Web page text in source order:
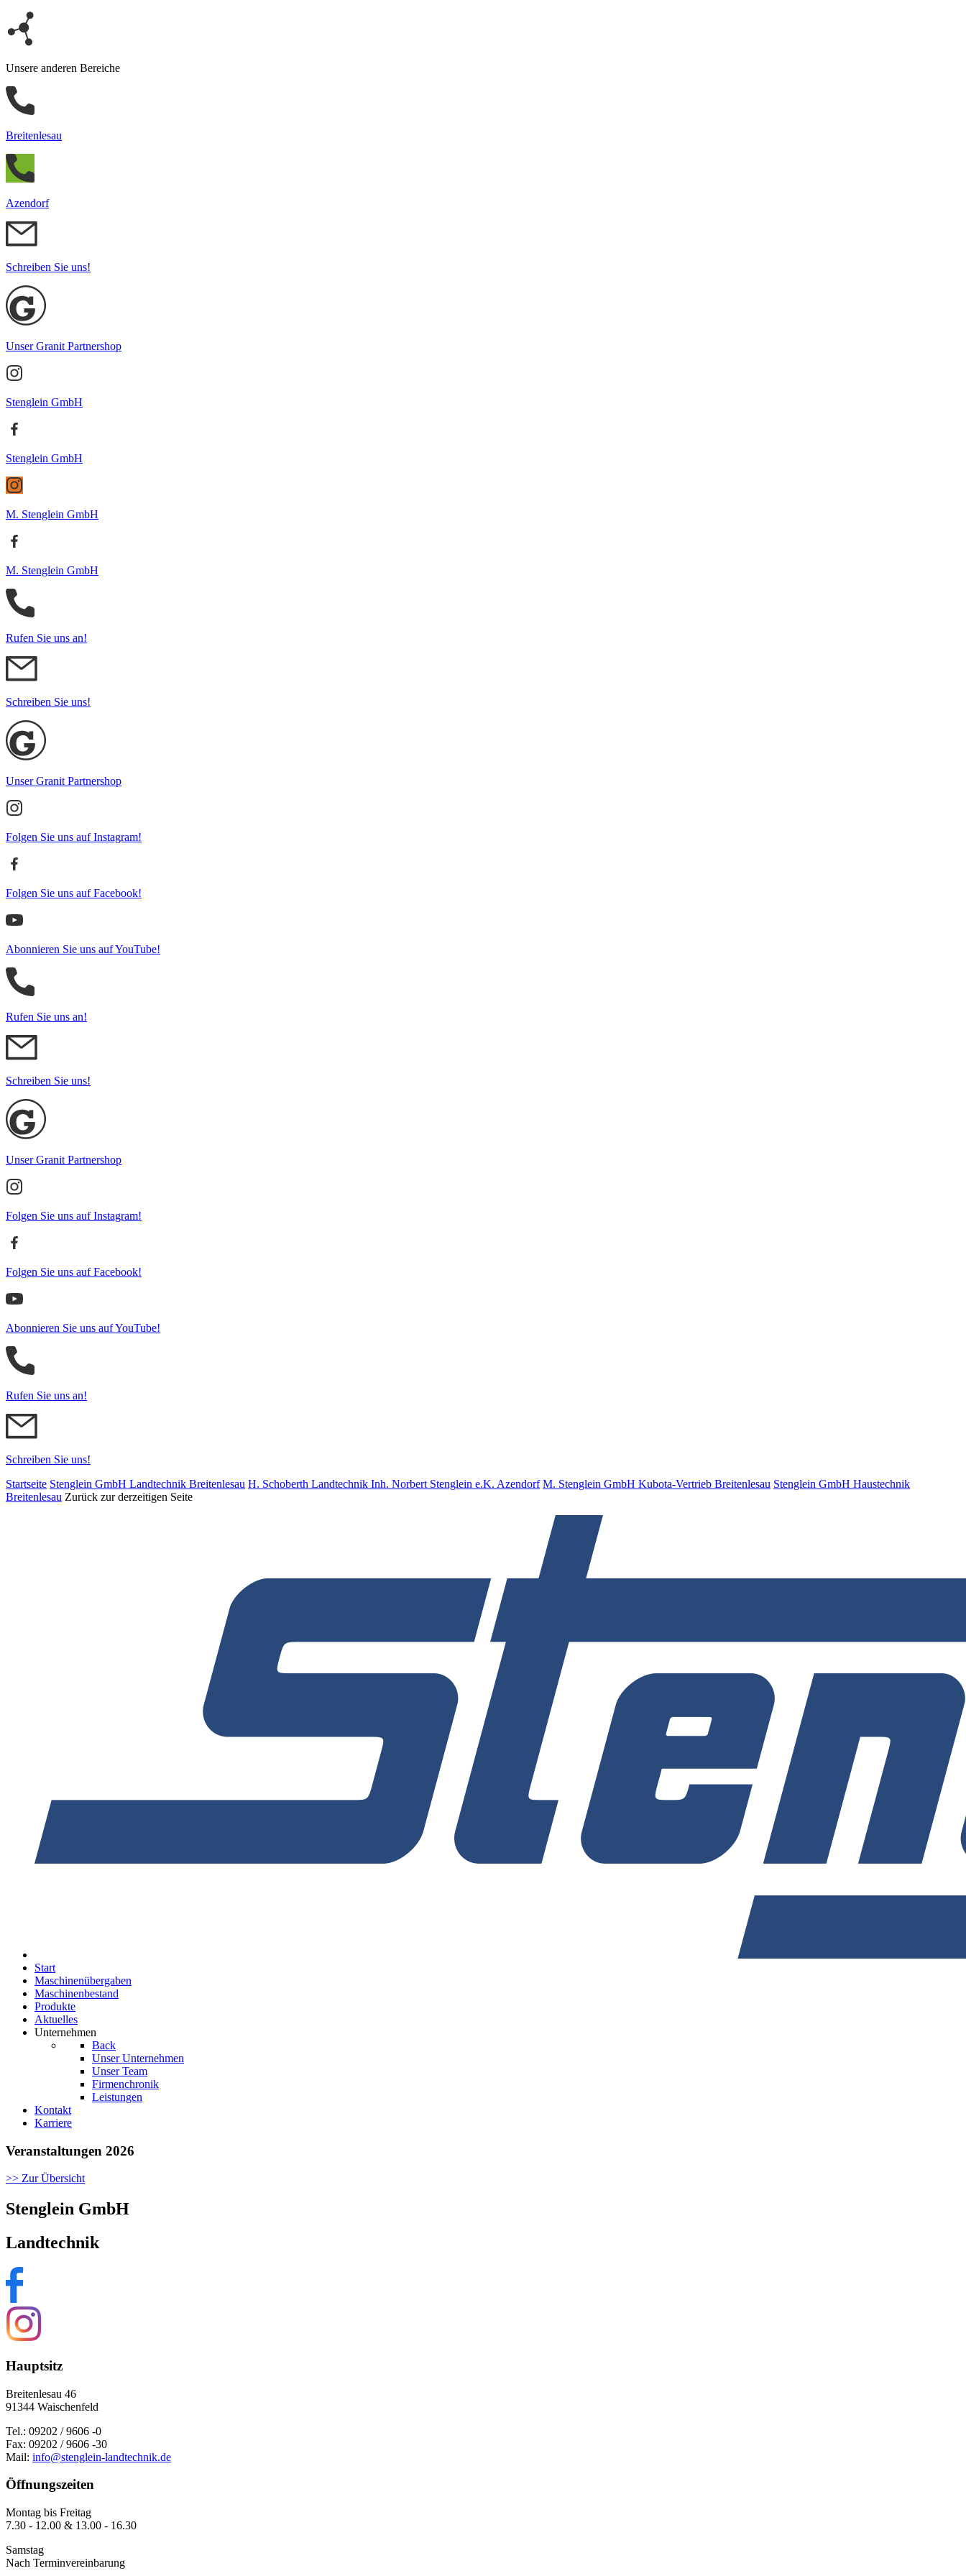
Unsere anderen Bereiche
Breitenlesau
Azendorf
Schreiben Sie uns!
Unser Granit Partnershop
Stenglein GmbH
Stenglein GmbH
M. Stenglein GmbH
M. Stenglein GmbH
Rufen Sie uns an!
Schreiben Sie uns!
Unser Granit Partnershop
Folgen Sie uns auf Instagram!
Folgen Sie uns auf Facebook!
Abonnieren Sie uns auf YouTube!
Rufen Sie uns an!
Schreiben Sie uns!
Unser Granit Partnershop
Folgen Sie uns auf Instagram!
Folgen Sie uns auf Facebook!
Abonnieren Sie uns auf YouTube!
Rufen Sie uns an!
Schreiben Sie uns!
Startseite Stenglein GmbH Landtechnik Breitenlesau H. Schoberth Land­tech­nik Inh. Norbert Stenglein e.K. Azendorf M. Stenglein GmbH Kubota-Vertrieb Breitenlesau Stenglein GmbH Haustechnik
Breitenlesau Zurück zur derzeitigen Seite
Start
Maschinenübergaben
Maschinenbestand
Produkte
Aktuelles
Unternehmen
Back
Unser Unternehmen
Unser Team
Firmenchronik
Leistungen
Kontakt
Karriere
Veranstaltungen 2026
>> Zur Übersicht
Stenglein GmbH
Landtechnik
Hauptsitz
Breitenlesau 46
91344 Waischenfeld
Tel.: 09202 / 9606 -0
Fax: 09202 / 9606 -30
Mail: info@stenglein-landtechnik.de
Öffnungszeiten
Montag bis Freitag
7.30 - 12.00 & 13.00 - 16.30
Samstag
Nach Terminvereinbarung